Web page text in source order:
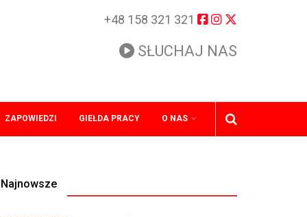
+48 158 321 321
SŁUCHAJ NAS
ZAPOWIEDZI GIEŁDA PRACY O NAS
Najnowsze